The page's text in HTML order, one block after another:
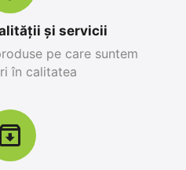
28 299 MDL -10%
și servicii
pe care suntem
în calitatea